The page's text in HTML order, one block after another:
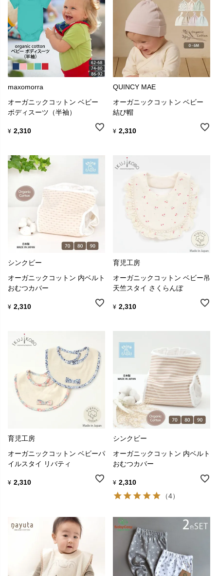
maxomorra
オーガニックコットン ベビー
ボディスーツ（半袖）
¥ 2,310
QUINCY MAE
オーガニックコットン ベビー
結び帽
¥ 2,310
シンクビー
オーガニックコットン 内ベルト
おむつカバー
¥ 2,310
育児工房
オーガニックコットン ベビー吊
天竺スタイ さくらんぼ
¥ 2,310
育児工房
オーガニックコットン ベビーパ
イルスタイ リバティ
¥ 2,310
シンクビー
オーガニックコットン 内ベルト
おむつカバー
¥ 2,310
（4）